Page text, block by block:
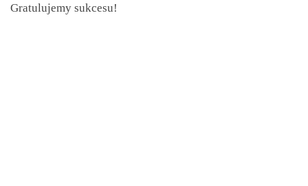
Gratulujemy sukcesu!